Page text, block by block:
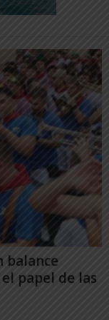
balance
papel de las